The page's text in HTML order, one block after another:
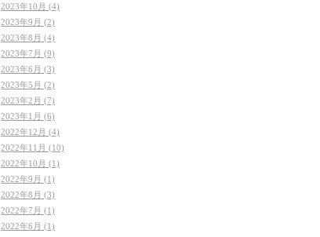
2023年10月 (4)
2023年9月 (2)
2023年8月 (4)
2023年7月 (9)
2023年6月 (3)
2023年5月 (2)
2023年2月 (7)
2023年1月 (6)
2022年12月 (4)
2022年11月 (10)
2022年10月 (1)
2022年9月 (1)
2022年8月 (3)
2022年7月 (1)
2022年6月 (1)